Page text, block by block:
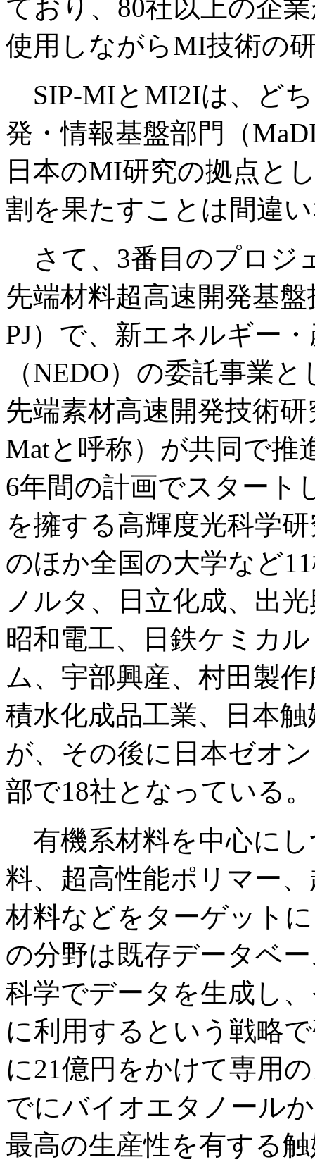
ており、80社以上の企
使用しながらMI技術の
SIP-MIとMI2Iは、ど
発・情報基盤部門（
日本のMI研究の拠点と
割を果たすことは間違
さて、3番目のプロジ
先端材料超高速開発基
PJ）で、新エネルギー
（NEDO）の委託事業
先端素材高速開発技術
Matと呼称）が共同で推
6年間の計画でスタート
を擁する高輝度光科学
のほか全国の大学など
ノルタ、日立化成、出
昭和電工、日鉄ケミカ
ム、宇部興産、村田製
積水化成品工業、日本
が、その後に日本ゼオ
部で18社となっている。
有機系材料を中心にし
料、超高性能ポリマー
材料などをターゲット
の分野は既存データベ
科学でデータを生成し
に利用するという戦略
に21億円をかけて専用
でにバイオエタノール
最高の生産性を有する